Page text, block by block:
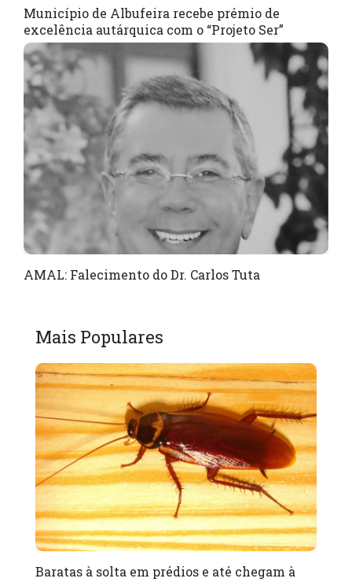
Município de Albufeira recebe prémio de
excelência autárquica com o “Projeto Ser”
AMAL: Falecimento do Dr. Carlos Tuta
Mais Populares
Baratas à solta em prédios e até chegam à